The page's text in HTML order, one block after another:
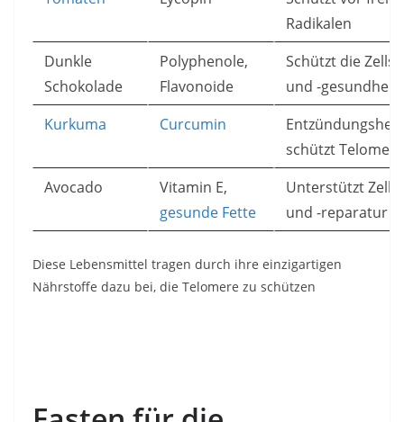
Radikalen
Dunkle
Schokolade
Polyphenole,
Flavonoide
Schützt die
und -gesundheit
Kurkuma
Curcumin
schützt Telomere
Avocado
Vitamin E,
gesunde Fette
Unterstützt
und -reparatur
Diese Lebensmittel tragen durch ihre einzigartigen
Nährstoffe dazu bei, die Telomere zu schützen